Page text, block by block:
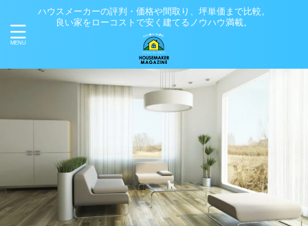
ハウスメーカーの評判・価格や間取り、坪単価まで比較。
良い家をローコストで安く建てるノウハウ満載。